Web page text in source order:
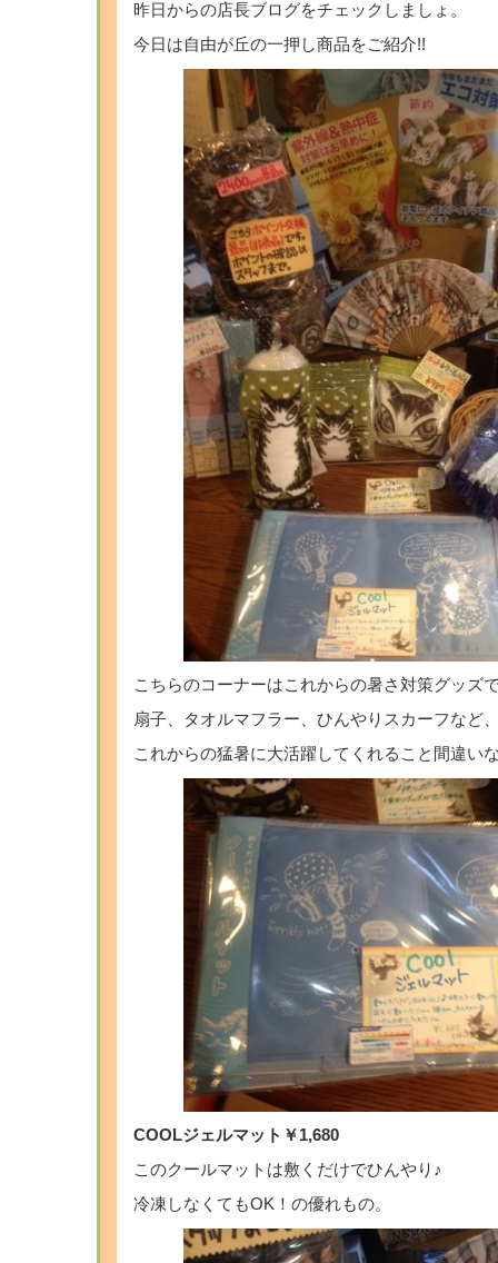
昨日からの店長ブログをチェックしましょ。
今日は自由が丘の一押し商品をご紹介!!
こちらのコーナーはこれからの暑さ対策グッズ
扇子、タオルマフラー、ひんやりスカーフなど
これからの猛暑に大活躍してくれること間違い
COOLジェルマット￥1,680
このクールマットは敷くだけでひんやり♪
冷凍しなくてもOK！の優れもの。